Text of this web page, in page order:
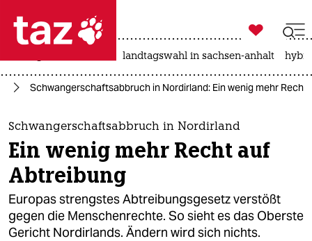
 taz zahl ich
taz zahl ich
themen
politik
öko
gesellschaft

taz zahl ich
landtagswahl in sachsen-anhalt
Schwangerschaftsabbruch in Nordirland: Ein wenig mehr Recht
Schwangerschaftsabbruch in Nordirland
Ein wenig mehr Recht auf
Abtreibung
Europas strengstes Abtreibungsgesetz verstößt
gegen die Menschenrechte. So sieht es das Oberste
Gericht Nordirlands. Ändern wird sich nichts.